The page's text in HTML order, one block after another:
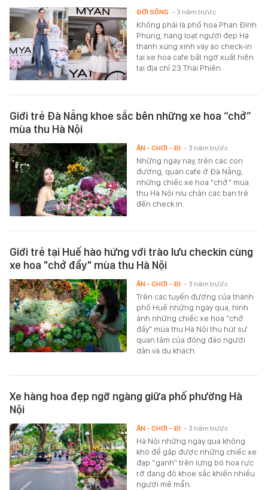
Không phải là phố hoa Phan Đình
Phùng, hàng loạt người đẹp Hà
thành xúng xính váy áo check-in
tại xe hoa cafe bất ngờ xuất hiện
tại địa chỉ 23 Thái Phiên.
ĐỜI SỐNG - 3 năm trước
Giới trẻ Đà Nẵng khoe sắc bên những xe hoa “chở”
mùa thu Hà Nội
Những ngày này, trên các con
đường, quán cafe ở Đà Nẵng,
những chiếc xe hoa "chở" mùa
thu Hà Nội níu chân các bạn trẻ
đến check in.
ĂN - CHƠI - ĐI - 3 năm trước
Giới trẻ tại Huế hào hứng với trào lưu checkin cùng
xe hoa "chở đầy" mùa thu Hà Nội
Trên các tuyến đường của thành
phố Huế những ngày qua, hình
ảnh những chiếc xe hoa "chở
đầy" mùa thu Hà Nội thu hút sự
quan tâm của đông đảo người
dân và du khách.
ĂN - CHƠI - ĐI - 3 năm trước
Xe hàng hoa đẹp ngỡ ngàng giữa phố phường Hà
Nội
Hà Nội những ngày qua không
khó để gặp được những chiếc xe
đạp ''gánh'' trên lưng bó hoa rực
rỡ đang độ khoe sắc khiến nhiều
người mê mẩn.
ĂN - CHƠI - ĐI - 3 năm trước